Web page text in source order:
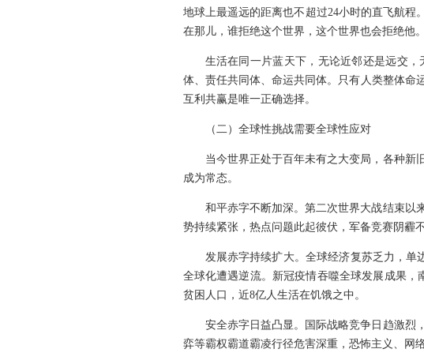
地球上最遥远的距离也不超过24小时的直飞航
在那儿，谁拒绝这个世界，这个世界也会拒绝他。
生活在同一片蓝天下，无论近邻还是远交
体、责任共同体、命运共同体。只有人类整体命
互利共赢是唯一正确选择。
（二）全球性挑战需要全球性应对
当今世界正处于百年未有之大变局，各种新
成为常态。
和平赤字不断加深。第二次世界大战结束以
势持续紧张，热点问题此起彼伏，军备竞赛阴霾
发展赤字持续扩大。全球经济复苏乏力，单
全球化遭遇逆流。新冠疫情吞噬全球发展成果
贫困人口，近8亿人生活在饥饿之中。
安全赤字日益凸显。国际战略竞争日趋激烈
弈等霸权霸道霸凌行径危害深重，恐怖主义、网